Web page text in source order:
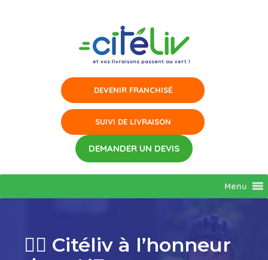
Menu
🚴‍♂️ Citéliv à l’honneur